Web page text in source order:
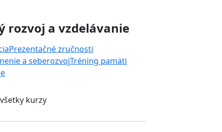
rozvoj a vzdelávanie
Prezentačné zručnosti
a seberozvojTréning pamäti
kurzy